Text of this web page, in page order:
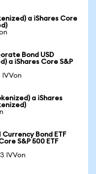
a iShares Core
Bond USD
a iShares Core S&P
IVVon
a iShares
Currency Bond ETF
S&P 500 ETF
IVVon